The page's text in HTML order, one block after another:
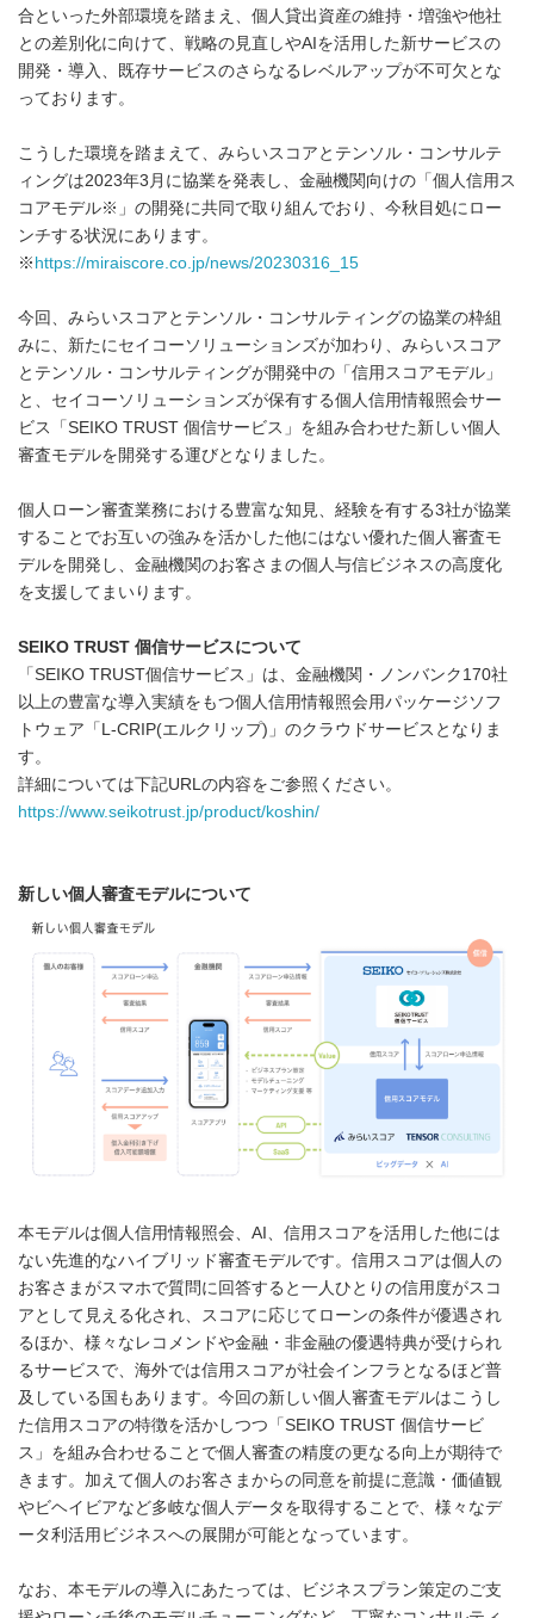
合といった外部環境を踏まえ、個人貸出資産の維持・増強や他社
との差別化に向けて、戦略の見直しやAIを活用した新サービスの
開発・導入、既存サービスのさらなるレベルアップが不可欠とな
っております。
こうした環境を踏まえて、みらいスコアとテンソル・コンサルテ
ィングは2023年3月に協業を発表し、金融機関向けの「個人信用ス
コアモデル※」の開発に共同で取り組んでおり、今秋目処にロー
ンチする状況にあります。
※ https://miraiscore.co.jp/news/20230316_15
今回、みらいスコアとテンソル・コンサルティングの協業の枠組
みに、新たにセイコーソリューションズが加わり、みらいスコア
とテンソル・コンサルティングが開発中の「信用スコアモデル」
と、セイコーソリューションズが保有する個人信用情報照会サー
ビス「SEIKO TRUST 個信サービス」を組み合わせた新しい個人
審査モデルを開発する運びとなりました。
個人ローン審査業務における豊富な知見、経験を有する3社が協業
することでお互いの強みを活かした他にはない優れた個人審査モ
デルを開発し、金融機関のお客さまの個人与信ビジネスの高度化
を支援してまいります。
SEIKO TRUST 個信サービスについて
「SEIKO TRUST個信サービス」は、金融機関・ノンバンク170社
以上の豊富な導入実績をもつ個人信用情報照会用パッケージソフ
トウェア「L-CRIP(エルクリップ)」のクラウドサービスとなりま
す。
詳細については下記URLの内容をご参照ください。
https://www.seikotrust.jp/product/koshin/
新しい個人審査モデルについて
本モデルは個人信用情報照会、AI、信用スコアを活用した他には
ない先進的なハイブリッド審査モデルです。信用スコアは個人の
お客さまがスマホで質問に回答すると一人ひとりの信用度がスコ
アとして見える化され、スコアに応じてローンの条件が優遇され
るほか、様々なレコメンドや金融・非金融の優遇特典が受けられ
るサービスで、海外では信用スコアが社会インフラとなるほど普
及している国もあります。今回の新しい個人審査モデルはこうし
た信用スコアの特徴を活かしつつ「SEIKO TRUST 個信サービ
ス」を組み合わせることで個人審査の精度の更なる向上が期待で
きます。加えて個人のお客さまからの同意を前提に意識・価値観
やビヘイビアなど多岐な個人データを取得することで、様々なデ
ータ利活用ビジネスへの展開が可能となっています。
なお、本モデルの導入にあたっては、ビジネスプラン策定のご支